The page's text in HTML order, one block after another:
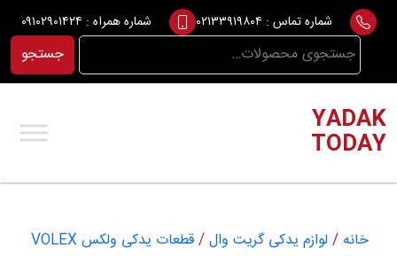
Skip
content
شماره تماس : ۰۲۱۳۳۹۱۹۸۰۴ شماره همراه : ۰۹۱۰۲۹۰۱۴۲۴
جستجو
برای:
جستجو
YADAK
TODAY
خانه / لوازم یدکی گریت وال/
قطعات یدکی ولکس VOLEX